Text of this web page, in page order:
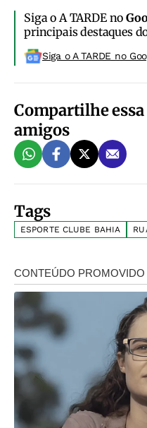
Siga o A TARDE no
principais destaques
Siga o A TARDE no
Compartilhe
amigos
Tags
ESPORTE CLUBE BAHIA